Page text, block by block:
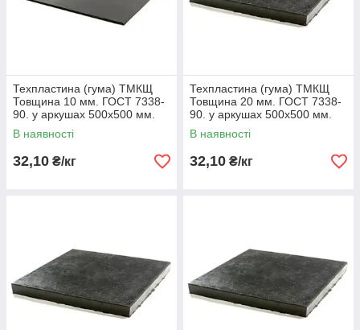
Техпластина (гума) ТМКЩ
Товщина 10 мм. ГОСТ 7338-
90. у аркушах 500х500 мм.
В наявності
32,10 ₴/кг
Техпластина (гума) ТМКЩ
Товщина 20 мм. ГОСТ 7338-
90. у аркушах 500х500 мм.
В наявності
32,10 ₴/кг